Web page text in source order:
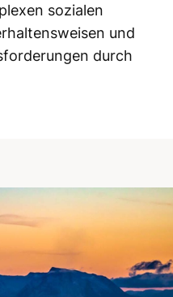
sozialen
und
durch